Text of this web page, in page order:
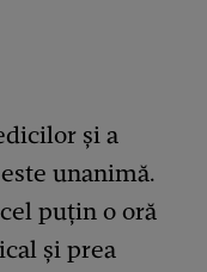
și a
unanimă.
puțin o oră
și prea